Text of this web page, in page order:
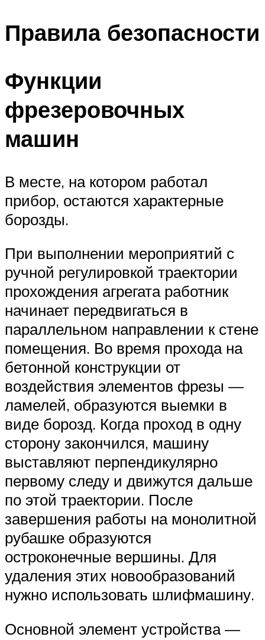
Правила безопасности
Функции
фрезеровочных
машин
В месте, на котором работал
прибор, остаются характерные
борозды.
При выполнении мероприятий с
ручной регулировкой траектории
прохождения агрегата работник
начинает передвигаться в
параллельном направлении к стене
помещения. Во время прохода на
бетонной конструкции от
воздействия элементов фрезы —
ламелей, образуются выемки в
виде борозд. Когда проход в одну
сторону закончился, машину
выставляют перпендикулярно
первому следу и движутся дальше
по этой траектории. После
завершения работы на монолитной
рубашке образуются
остроконечные вершины. Для
удаления этих новообразований
нужно использовать шлифмашину.
Основной элемент устройства —